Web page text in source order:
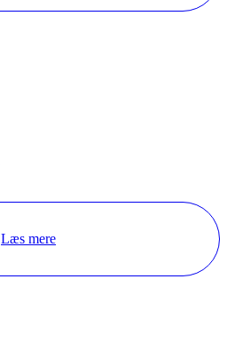
Læs mere